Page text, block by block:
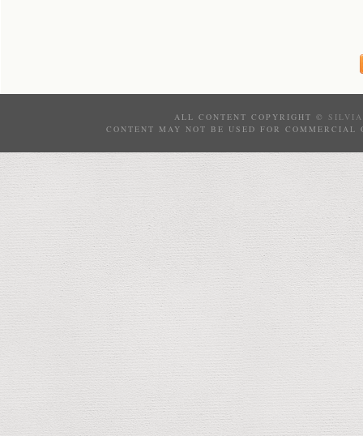
ALL CONTENT COPYRIGHT ©
CONTENT MAY NOT BE USED FOR COMMERCIAL